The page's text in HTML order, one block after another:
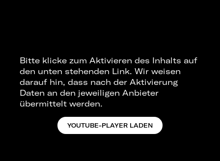
mit nostalgischen Springsteen Anleihen, Folk
und bedroom pop Astehtik. Ihre
künstlerischen Wurzeln sieht Philine in
klassisch reduziert besetzter
Singer/Songwritermusik. In ihrem Repertoire
Gitarren Hand in Hand mit organischen
Klavierparts, treibende Schlagzeug Beats mit
Bitte klicke zum Aktivieren des Inhalts auf
den unten stehenden Link. Wir weisen
darauf hin, dass nach der Aktivierung
Daten an den jeweiligen Anbieter
übermittelt werden.
YOUTUBE-PLAYER LADEN